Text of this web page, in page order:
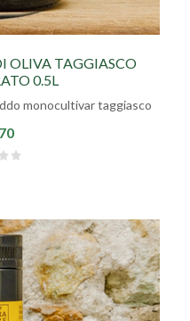
OLIVA TAGGIASCO
0.5L
monocultivar taggiasco